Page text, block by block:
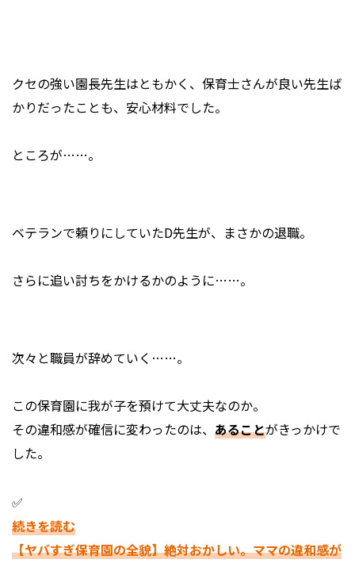
クセの強い園長先生はともかく、保育士さんが良い先生ば
かりだったことも、安心材料でした。
ところが……。
ベテランで頼りにしていたD先生が、まさかの退職。
さらに追い討ちをかけるかのように……。
次々と職員が辞めていく……。
この保育園に我が子を預けて大丈夫なのか。
その違和感が確信に変わったのは、 あることがきっかけで
した。
✅
続きを読む
【ヤバすぎ保育園の全貌】絶対おかしい。ママの違和感が